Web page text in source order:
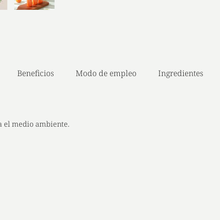
Beneficios Modo de empleo Ingredientes
el medio ambiente.